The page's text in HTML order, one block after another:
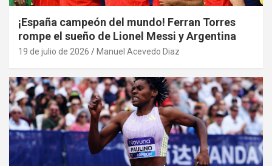
¡España campeón del mundo! Ferran Torres
rompe el sueño de Lionel Messi y Argentina
19 de julio de 2026 Manuel Acevedo Diaz